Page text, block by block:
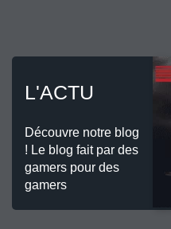
L'ACTU
Découvre notre blog
! Le blog fait par des
gamers pour des
gamers